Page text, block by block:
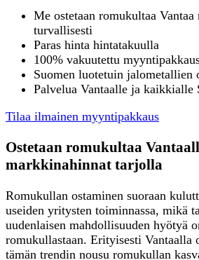
Me ostetaan romukultaa Vantaa
turvallisesti
Paras hinta hintatakuulla
100% vakuutettu
Suomen luotetuin jalometallien
Palvelua Vantaalle ja kaikkialle
Tilaa ilmainen myyntipakkaus
Ostetaan romukultaa
markkinahinnat tarjolla
Romukullan ostaminen suoraan
useiden yritysten toiminnassa, mikä
uudenlaisen mahdollisuuden hyötyä
romukullastaan. Erityisesti Vantaalla
tämän trendin nousu romukullan